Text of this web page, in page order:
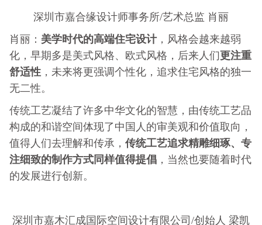
深圳市嘉合缘设计师事务所/艺术总监 肖丽
肖丽： 美学时代的高端住宅设计，风格会越来越弱
化，早期多是美式风格、欧式风格，后来人们更注重
舒适性 ，未来将更强调个性化，追求住宅风格的独一
无二性。
传统工艺凝结了许多中华文化的智慧，由传统工艺品
构成的和谐空间体现了中国人的审美观和价值取向，
值得人们去理解和传承， 传统工艺追求精雕细琢、专
注细致的制作方式同样值得提倡 ，当然也要随着时代
的发展进行创新。
深圳市嘉木汇成国际空间设计有限公司/创始人 梁凯